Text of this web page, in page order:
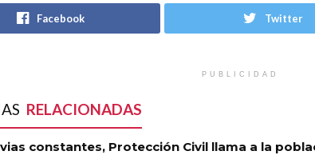
Facebook Twitter
PUBLICIDAD
RELACIONADAS
constantes, Protección Civil llama a la